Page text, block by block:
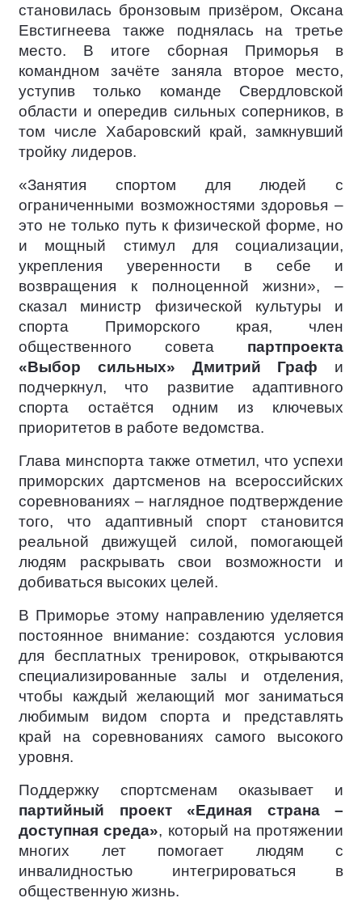
становилась бронзовым призёром, Оксана
Евстигнеева также поднялась на третье
место. В итоге сборная Приморья в
командном зачёте заняла второе место,
уступив только команде Свердловской
области и опередив сильных соперников, в
том числе Хабаровский край, замкнувший
тройку лидеров.
«Занятия спортом для людей с
ограниченными возможностями здоровья –
это не только путь к физической форме, но
и мощный стимул для социализации,
укрепления уверенности в себе и
возвращения к полноценной жизни», –
сказал министр физической культуры и
спорта Приморского края, член
общественного совета партпроекта
«Выбор сильных»
Дмитрий Граф и
подчеркнул, что развитие адаптивного
спорта остаётся одним из ключевых
приоритетов в работе ведомства.
Глава минспорта также отметил, что успехи
приморских дартсменов на всероссийских
соревнованиях – наглядное подтверждение
того, что адаптивный спорт становится
реальной движущей силой, помогающей
людям раскрывать свои возможности и
добиваться высоких целей.
В Приморье этому направлению уделяется
постоянное внимание: создаются условия
для бесплатных тренировок, открываются
специализированные залы и отделения,
чтобы каждый желающий мог заниматься
любимым видом спорта и представлять
край на соревнованиях самого высокого
уровня.
Поддержку спортсменам оказывает и
партийный проект «Единая страна –
доступная среда», который на протяжении
многих лет помогает людям с
инвалидностью интегрироваться в
общественную жизнь.